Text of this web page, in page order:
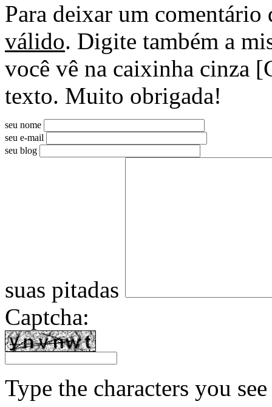
Para deixar um
válido. Digite também a
você vê na caixinha cinza
texto. Muito obrigada!
seu nome
seu e-mail
seu blog
suas pitadas
Captcha:
Type the characters you